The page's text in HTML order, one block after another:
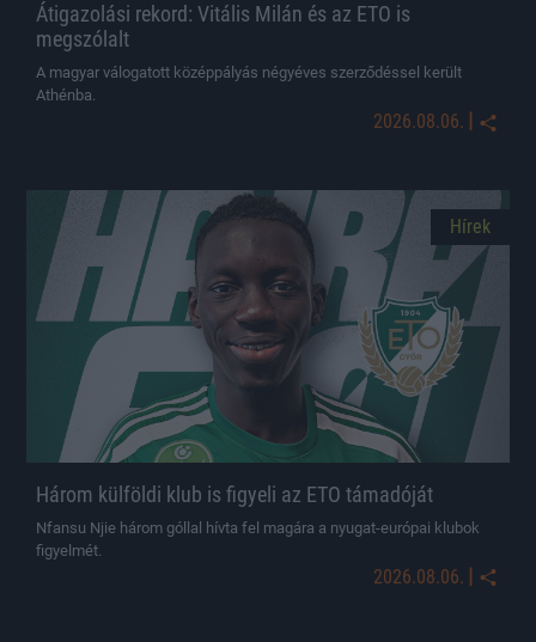
Átigazolási rekord: Vitális Milán és az ETO is
megszólalt
A magyar válogatott középpályás négyéves szerződéssel került
Athénba.
2026.08.06. |
Hírek
Három külföldi klub is figyeli az ETO támadóját
Nfansu Njie három góllal hívta fel magára a nyugat-európai klubok
figyelmét.
2026.08.06. |